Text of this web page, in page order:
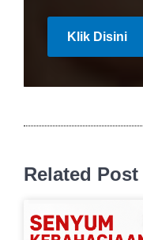
Klik Disini
Related Post